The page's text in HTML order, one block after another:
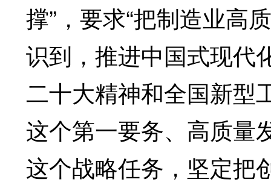
撑”，要求“把制造业高
识到，推进中国式现代
二十大精神和全国新型
这个第一要务、高质量
这个战略任务，坚定把